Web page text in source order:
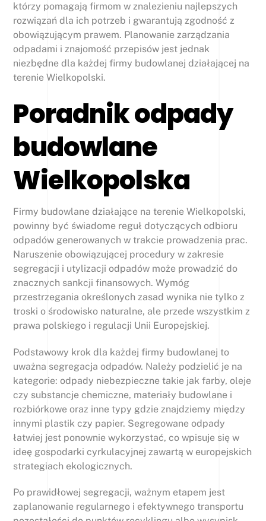
którzy pomagają firmom w znalezieniu najlepszych
rozwiązań dla ich potrzeb i gwarantują zgodność z
obowiązującym prawem. Planowanie zarządzania
odpadami i znajomość przepisów jest jednak
niezbędne dla każdej firmy budowlanej działającej na
terenie Wielkopolski.
Poradnik odpady
budowlane
Wielkopolska
Firmy budowlane działające na terenie Wielkopolski,
powinny być świadome reguł dotyczących odbioru
odpadów generowanych w trakcie prowadzenia prac.
Naruszenie obowiązującej procedury w zakresie
segregacji i utylizacji odpadów może prowadzić do
znacznych sankcji finansowych. Wymóg
przestrzegania określonych zasad wynika nie tylko z
troski o środowisko naturalne, ale przede wszystkim z
prawa polskiego i regulacji Unii Europejskiej.
Podstawowy krok dla każdej firmy budowlanej to
uważna segregacja odpadów. Należy podzielić je na
kategorie: odpady niebezpieczne takie jak farby, oleje
czy substancje chemiczne, materiały budowlane i
rozbiórkowe oraz inne typy gdzie znajdziemy między
innymi plastik czy papier. Segregowane odpady
łatwiej jest ponownie wykorzystać, co wpisuje się w
ideę gospodarki cyrkulacyjnej zawartą w europejskich
strategiach ekologicznych.
Po prawidłowej segregacji, ważnym etapem jest
zaplanowanie regularnego i efektywnego transportu